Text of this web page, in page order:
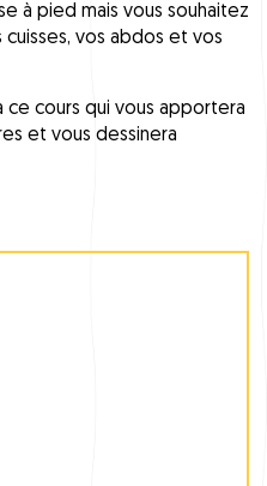
à pied mais vous souhaitez
vos abdos et vos
ce cours qui vous apportera
et vous dessinera